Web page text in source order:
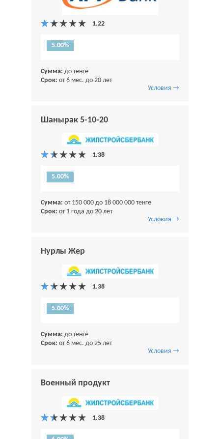
5.00%
Сумма: до тенге
Срок: от 6 мес. до 20 лет
Условия →
Шанырак 5-10-20
5.00%
Сумма: от 150 000 до 18 000 000 тенге
Срок: от 1 года до 20 лет
Условия →
Нурлы Жер
5.00%
Сумма: до тенге
Срок: от 6 мес. до 25 лет
Условия →
Военный продукт